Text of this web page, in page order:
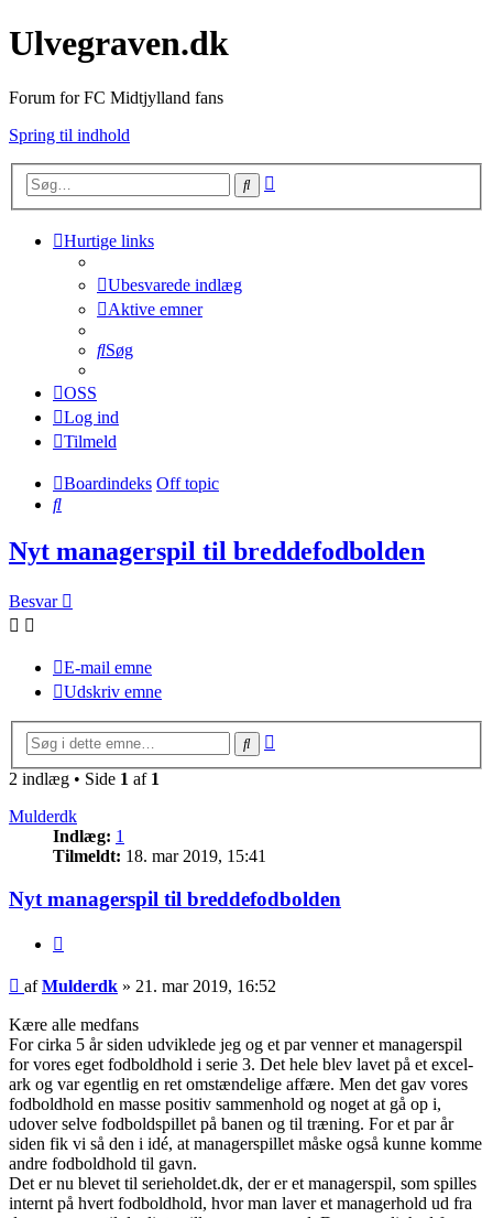
Ulvegraven.dk
Forum for FC Midtjylland fans
Spring til indhold
Søg
Hurtige links
Ubesvarede indlæg
Aktive emner
Søg
OSS
Log ind
Tilmeld
Boardindeks Off topic
Søg
Nyt managerspil til breddefodbolden
Besvar
E-mail emne
Udskriv emne
Søg
2 indlæg • Side 1 af 1
Mulderdk
Indlæg: 1
Tilmeldt: 18. mar 2019, 15:41
Nyt managerspil til breddefodbolden
Indlæg
afMulderdk » 21. mar 2019, 16:52
Kære alle medfans
For cirka 5 år siden udviklede jeg og et par venner et managerspil
for vores eget fodboldhold i serie 3. Det hele blev lavet på et excel-
ark og var egentlig en ret omstændelige affære. Men det gav vores
fodboldhold en masse positiv sammenhold og noget at gå op i,
udover selve fodboldspillet på banen og til træning. For et par år
siden fik vi så den i idé, at managerspillet måske også kunne komme
andre fodboldhold til gavn.
Det er nu blevet til serieholdet.dk, der er et managerspil, som spilles
internt på hvert fodboldhold, hvor man laver et managerhold ud fra